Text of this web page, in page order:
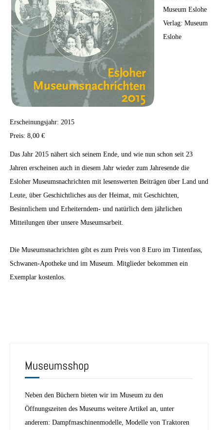
Museum Eslohe
Verlag: Museum
Eslohe
Erscheinungsjahr: 2015
Preis: 8,00 €
Das Jahr 2015 nähert sich seinem Ende, und wie nun schon seit 23
Jahren erscheinen auch in diesem Jahr wieder zum Jahresende die
Esloher Museumsnachrichten mit lesenswerten Beiträgen über Land und
Leute, über Geschichtliches aus der Heimat, mit Geschichten,
Besinnlichem und Erheiterndem- und natürlich dem jährlichen
Mitteilungen über unsere Museumsarbeit.
Die Museumsnachrichten gibt es zum Preis von 8 Euro im Tintenfass,
Schwanen-Apotheke und im Museum. Mitglieder bekommen ein
Exemplar kostenlos.
Museumsshop
Neben den Büchern bieten wir im Museum zu den
Öffnungszeiten des Museums weitere Artikel an, unter
anderem: Dampfmaschinenmodelle, Modelle von Traktoren